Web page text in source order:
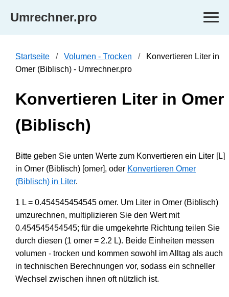
Umrechner.pro
Startseite Volumen - Trocken
Konvertieren Liter in
Omer (Biblisch) - Umrechner.pro
Konvertieren Liter in Omer
(Biblisch)
Bitte geben Sie unten Werte zum Konvertieren ein Liter [L]
in Omer (Biblisch) [omer], oder Konvertieren Omer
(Biblisch) in Liter.
1 L = 0.454545454545 omer. Um Liter in Omer (Biblisch)
umzurechnen, multiplizieren Sie den Wert mit
0.454545454545; für die umgekehrte Richtung teilen Sie
durch diesen (1 omer = 2.2 L). Beide Einheiten messen
volumen - trocken und kommen sowohl im Alltag als auch
in technischen Berechnungen vor, sodass ein schneller
Wechsel zwischen ihnen oft nützlich ist.